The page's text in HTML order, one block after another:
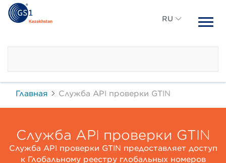
RU
Главная Служба API проверки GTIN
Служба API проверки GTIN
Служба API проверки GTIN предоставляет доступ
к Глобальному реестру глобальных номеров